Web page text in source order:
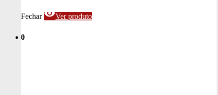
Fechar visibilityVer produto
0